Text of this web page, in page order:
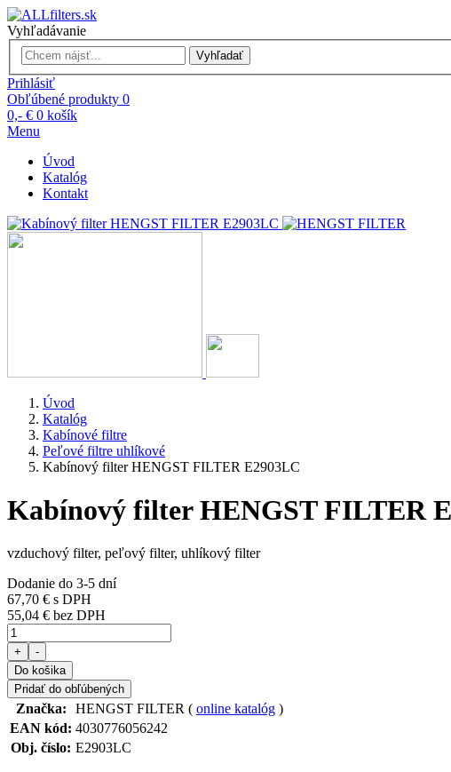
Vyhľadávanie
Vyhľadať
Prihlásiť
Obľúbené produkty 0
0,- € 0 košík
Menu
Úvod
Katalóg
Kontakt
Úvod
Katalóg
Kabínové filtre
Peľové filtre uhlíkové
Kabínový filter HENGST FILTER E2903LC
Kabínový filter HENGST FILTER
vzduchový filter, peľový filter, uhlíkový filter
Dodanie do 3-5 dní
67,70 € s DPH
55,04 € bez DPH
+
-
Do košika
Pridať do obľúbených
Značka: HENGST FILTER ( online katalóg )
EAN kód: 4030776056242
Obj. číslo: E2903LC